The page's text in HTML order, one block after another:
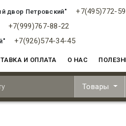
двор Петровский" +7(495)772-
+7(999)767-88-22
+7(926)574-34-45
И ОПЛАТА О НАС
Товары